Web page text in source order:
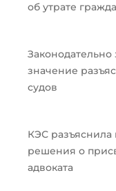
об утрате
значение
судов
КЭС
решения о
адвоката